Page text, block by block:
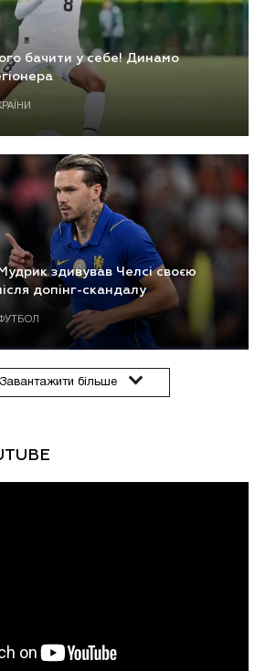
бачити у себе! Динамо
здивував Челсі своєю
допінг-скандалу
Завантажити більше